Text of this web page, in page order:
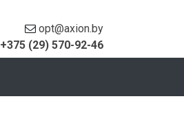
opt@axion.by
+375 (29) 570-92-46